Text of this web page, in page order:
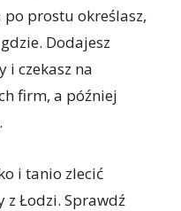
po prostu określasz,
Dodajesz
i czekasz na
firm, a później
i tanio zlecić
Łodzi. Sprawdź